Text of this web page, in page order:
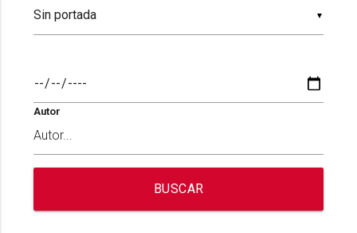
▼
Autor
BUSCAR